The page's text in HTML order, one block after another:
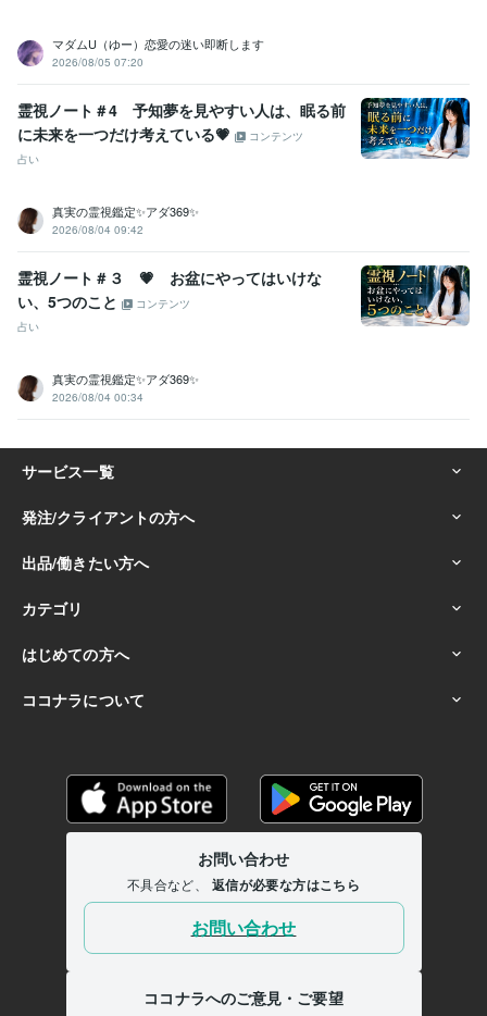
マダムU（ゆー）恋愛の迷い即断します
2026/08/05 07:20
霊視ノート＃4 予知夢を見やすい人は、眠る前
に未来を一つだけ考えている💗
コンテンツ
占い
真実の霊視鑑定✨アダ369✨
2026/08/04 09:42
霊視ノート＃３ 💗 お盆にやってはいけな
い、5つのこと
コンテンツ
占い
真実の霊視鑑定✨アダ369✨
2026/08/04 00:34